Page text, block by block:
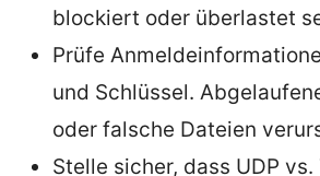
blockiert oder überlastet
Prüfe
und Schlüssel.
oder falsche Dateien
Stelle sicher, dass UDP vs.